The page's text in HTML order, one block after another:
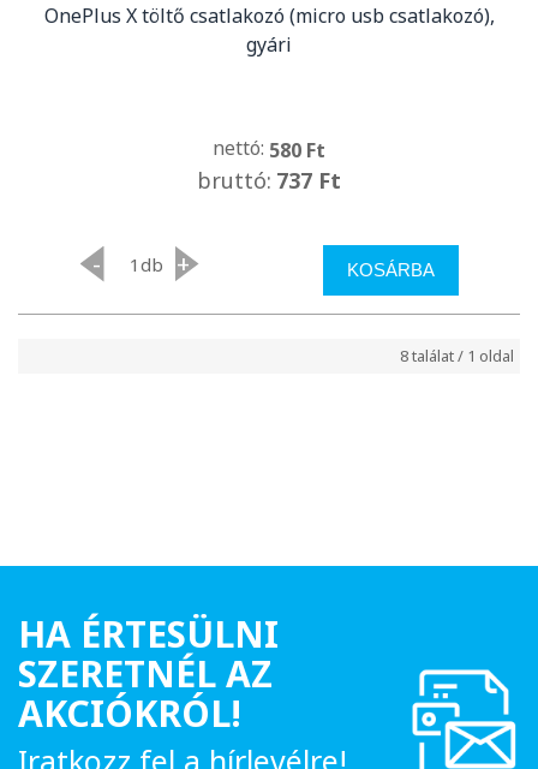
OnePlus X töltő csatlakozó (micro usb csatlakozó),
gyári
nettó: 580 Ft
bruttó: 737 Ft
- db + KOSÁRBA
8 találat / 1 oldal
HA ÉRTESÜLNI
SZERETNÉL AZ
AKCIÓKRÓL!
Iratkozz fel a hírlevélre!